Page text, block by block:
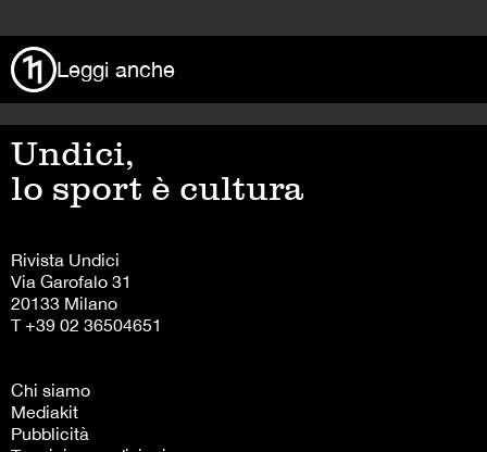
Leggi anche
Undici,
lo sport è cultura
Rivista Undici
Via Garofalo 31
20133 Milano
T +39 02 36504651
Chi siamo
Mediakit
Pubblicità